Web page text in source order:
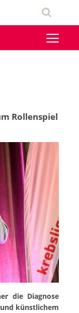
Rollenspiel
die Diagnose
künstlichem